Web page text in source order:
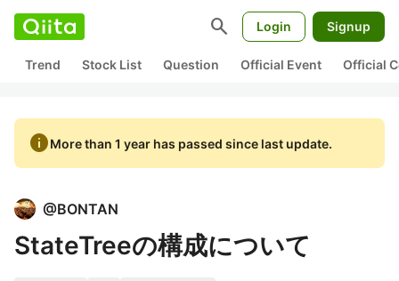
search Login Signup
Trend Stock List Question Official Event Official
infoMore than 1 year has passed since last update.
@BONTAN
StateTreeの構成について